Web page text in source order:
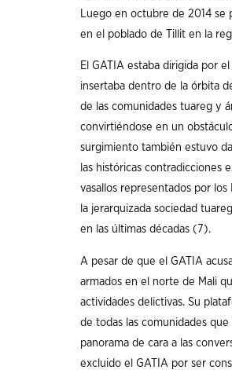
Luego en octubre de 2014
en el poblado de Tillit en la
El GATIA estaba dirigida por
insertaba dentro de la órbita
de las comunidades tuareg y
convirtiéndose en un
surgimiento también estuvo
las históricas contradicciones
vasallos representados por
la jerarquizada sociedad
en las últimas décadas (7).
A pesar de que el GATIA
armados en el norte de Mali
actividades delictivas. Su
de todas las comunidades
panorama de cara a las
excluido el GATIA por ser